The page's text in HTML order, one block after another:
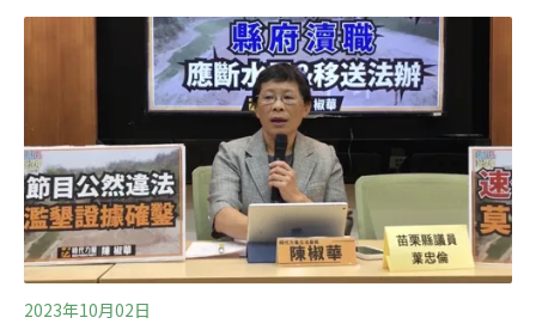
六重溪地區9.25公頃的山坡保育地，並在7月完成園區雛
形，隔年開始營運至今。主要設施有3公里的長城造景，
以及仿40年代的台灣街道，五年來吸引不少劇組造訪取
景。因萬里長城未提水保計畫就鋪設水泥、修築道路、埋
設護欄，並興建多棟建物，台南地檢署2019年以違反《水
土保持法》及《區域計畫法》起訴林務局長。去（2022）
年判決結果出爐，台南地方法院判處林務局長10個月有期
徒刑，併科罰金10萬元。去年4月，林務局長亦遭環保署
環境督察總隊（現環境部環境管理署）裁罰112萬5000
2023年10月02日